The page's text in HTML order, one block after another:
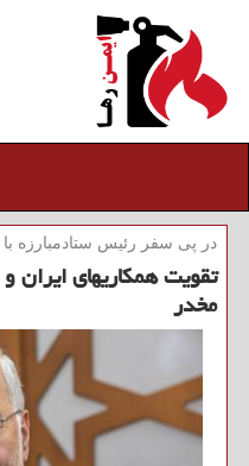
در پی سفر رئیس ستادمبارزه
تقویت همكاریهای ایران
مخدر